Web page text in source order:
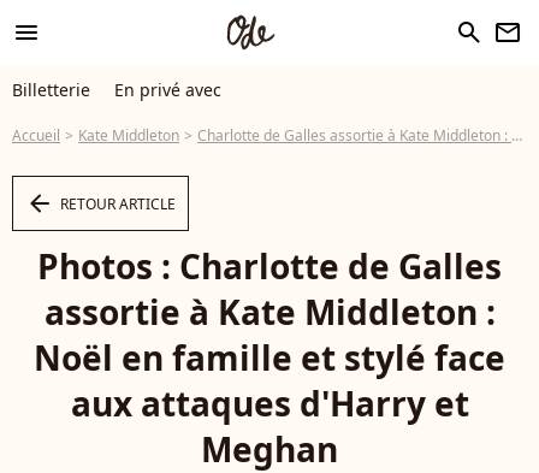
menu search newsletter
Billetterie En privé avec
Accueil Kate Middleton Charlotte de Galles assortie à Kate Middleton : Noël en famille et stylé face aux attaques d'Harry et Meghan
arrow_left RETOUR ARTICLE
Photos : Charlotte de Galles
assortie à Kate Middleton :
Noël en famille et stylé face
aux attaques d'Harry et
Meghan